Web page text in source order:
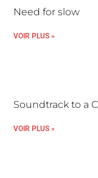
Need for slow
VOIR PLUS »
Soundtrack to a
VOIR PLUS »